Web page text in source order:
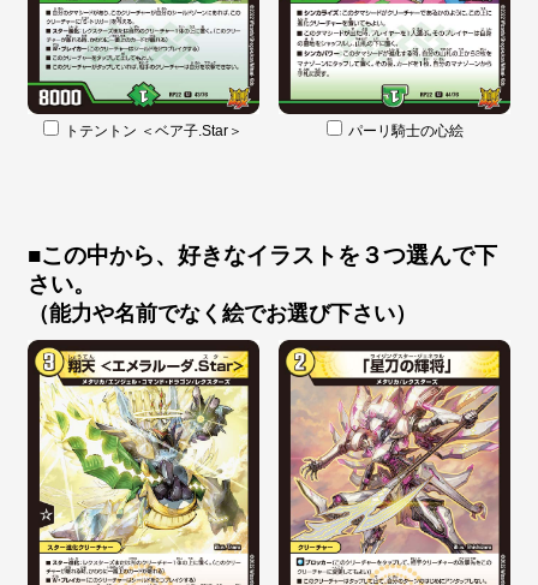
トテントン ＜ベア子.Star＞ パーリ騎士の心絵
■この中から、好きなイラストを３つ選んで下
さい。
（能力や名前でなく絵でお選び下さい）